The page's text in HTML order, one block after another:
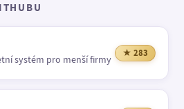
systém pro menší firmy
★ 283